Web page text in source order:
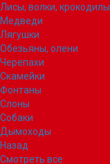
Лисы, волки, крокодилы
Медведи
Лягушки
Обезьяны, олени
Черепахи
Скамейки
Фонтаны
Слоны
Собаки
Дымоходы
Назад
Смотреть все